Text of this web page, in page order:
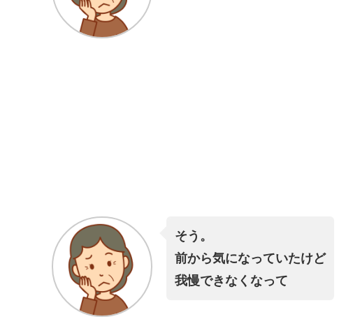
そう。
前から気になっていたけど
我慢できなくなって